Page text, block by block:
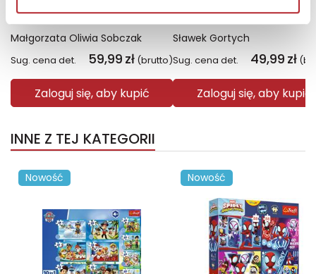
Fiolet. Kolory zła. Tom 7
Małgorzata Oliwia Sobczak
Sug. cena det. 59,99 zł (brutto)
Zaloguj się, aby kupić
Święto Karkonoszy
Sławek Gortych
Sug. cena det. 49,99 zł
Zaloguj się, aby kupić
INNE Z TEJ KATEGORII
Nowość Nowość